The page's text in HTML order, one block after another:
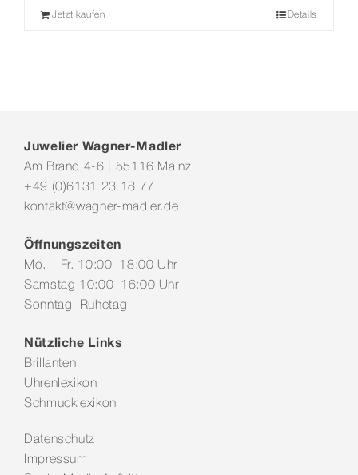
Jetzt kaufen Details
Juwelier Wagner-Madler
Am Brand 4-6 | 55116 Mainz
+49 (0)6131 23 18 77
kontakt@wagner-madler.de
Öffnungszeiten
Mo. – Fr. 10:00–18:00 Uhr
Samstag 10:00–16:00 Uhr
Sonntag Ruhetag
Nützliche Links
Brillanten
Uhrenlexikon
Schmucklexikon
Datenschutz
Impressum